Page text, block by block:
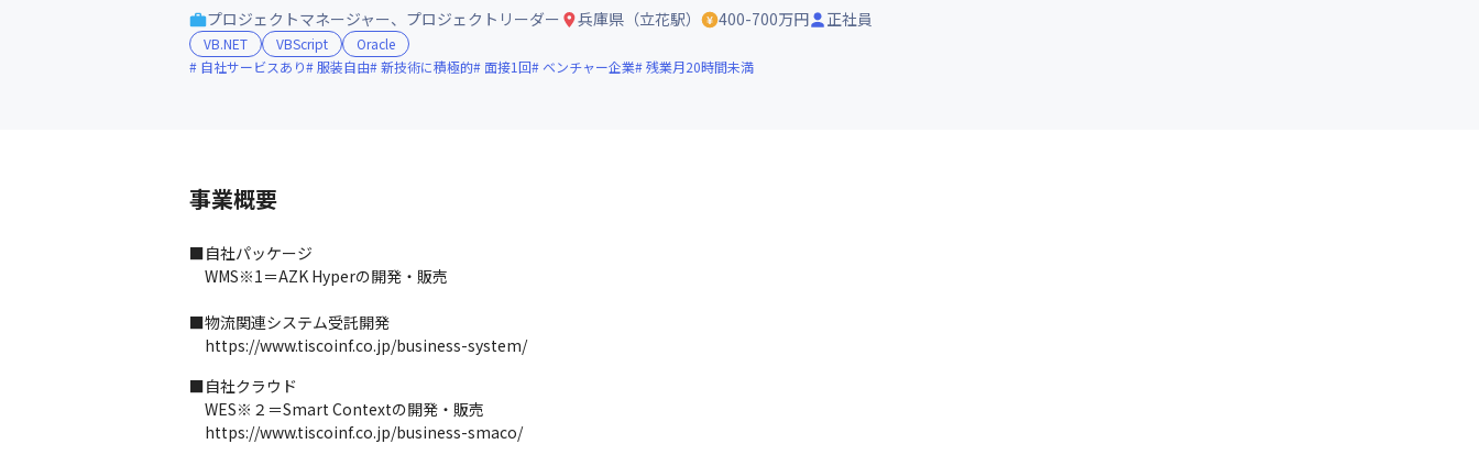
プロジェクトマネージャー、プロジェクトリーダー 兵庫県（立花駅） 400-700万円 正社員
VB.NET VBScript
Oracle
自社サービスあり
服装自由 新技術に積極的 面接1回 ベンチャー企業 残業月20時間未満
事業概要
■自社パッケージ
WMS※1＝AZK Hyperの開発・販売
■物流関連システム受託開発
https://www.tiscoinf.co.jp/business-system/
■自社クラウド
WES※２＝Smart Contextの開発・販売
https://www.tiscoinf.co.jp/business-smaco/